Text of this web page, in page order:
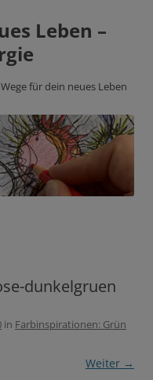
Leben –
für dein neues Leben
dunkelgruen
in Farbinspirationen: Grün
Weiter →